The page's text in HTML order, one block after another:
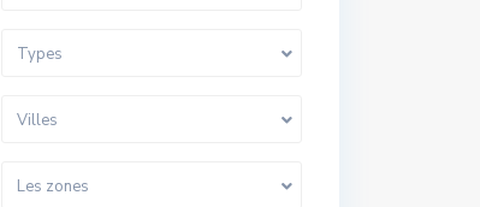
Types
Villes
Les zones